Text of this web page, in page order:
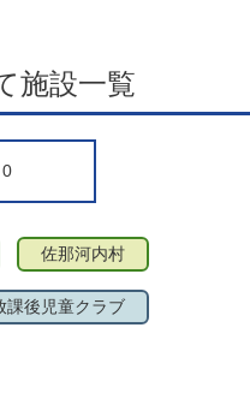
施設一覧
0
佐那河内村
課後児童クラブ